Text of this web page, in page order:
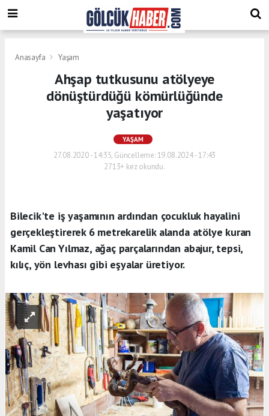
Anasayfa Yaşam
Ahşap tutkusunu atölyeye
dönüştürdüğü kömürlüğünde
yaşatıyor
YAŞAM
27.08.2020 - 14:35, Güncelleme: 19.08.2024 - 17:43
2713+ kez okundu.
Bilecik'te iş yaşamının ardından çocukluk hayalini
gerçekleştirerek 6 metrekarelik alanda atölye kuran
Kamil Can Yılmaz, ağaç parçalarından abajur, tepsi,
kılıç, yön levhası gibi eşyalar üretiyor.